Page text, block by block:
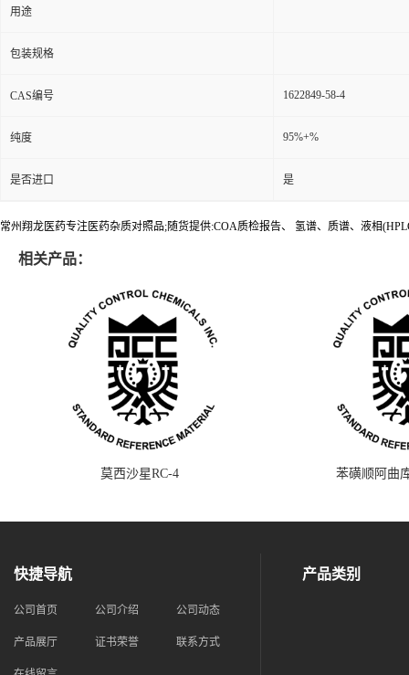
用途
包装规格
CAS编号 1622849-58-4
纯度 95%+%
是否进口 是
常州翔龙医药专注医药杂质对照品;随货提供:COA质检报告、 氢谱、质谱、液相
相关产品：
莫西沙星RC-4 苯磺顺阿曲
快捷导航
公司首页 公司介绍 公司动态
产品展厅 证书荣誉 联系方式
产品类别